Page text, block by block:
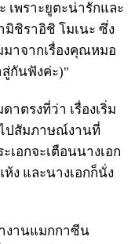
เพราะยูตะน่ารักและ
มิชิราอิชิ โมเนะ ซึ่ง
มาจากเรื่องคุณหมอ
กันฟังค่ะ)"
าตรงที่ว่า เรื่องเริ่ม
ปสัมภาษณ์งานที่
เอกจะเตือนนางเอก
ง และนางเอกก็นั่ง
งานแมกกาซีน